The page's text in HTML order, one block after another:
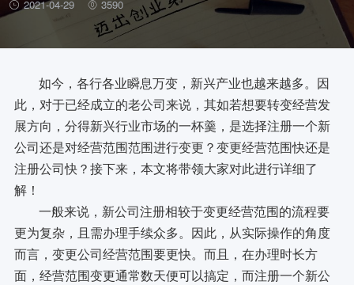
2021-04-29 3590
如今，各行各业瞬息万变，新兴产业也越来越多。因
此，对于已经成立的老公司来说，其如若想要转变经营发
展方向，分得新兴行业市场的一杯羹，是选择注册一个新
公司还是对经营范围范围进行变更？变更经营范围快还是
注册公司快？接下来，本文将带领大家对此进行详细了
解！
一般来说，新公司注册相较于变更经营范围的流程要
更为复杂，且需办理手续众多。因此，从实际操作的角度
而言，变更公司经营范围要更快。而且，在办理时长方
面，经营范围变更通常数天便可以搞定，而注册一个新公